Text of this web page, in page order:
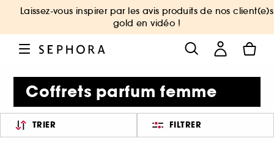
Laissez-vous inspirer par les avis produits de nos client(e)s
gold en vidéo !
Coffrets parfum femme
TRIER FILTRER